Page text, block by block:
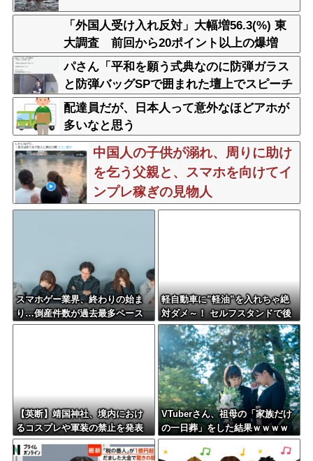
「外国人受け入れ反対」大幅増56.3(%) 東
大調査 前回から20ポイント以上の爆増
パさん「平和を願う式典なのに防弾ガラス
と防弾バッグSPで囲まれた壇上でスピーチ
する人が総理大臣」
配達員だが、日本人って意外なほどアホが
多いなと思う
中国人の子供が溺れ、周りに助け
を乞う父親と、スマホを向けてイ
ンプレ稼ぎの見物人
スマホゲー業界、終わりの始ま
り…倒産件数が過去最多ペース
「数億円かけても爆ﾀﾋ」
軽自動車に”軽油”を入れちゃ絶
対ダメ～！ セルフスタンドで後
を絶たない「誤給油トラブ
ル」！
【英断】靖国神社、境内におけ
るコスプレや軍装の禁止を発表
「厳粛で神聖なる場所」
VTuberさん、祖母の「家族だけ
の一日葬」をした結果ｗｗｗｗ
ｗｗｗ